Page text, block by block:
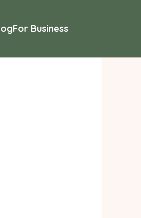
For Business